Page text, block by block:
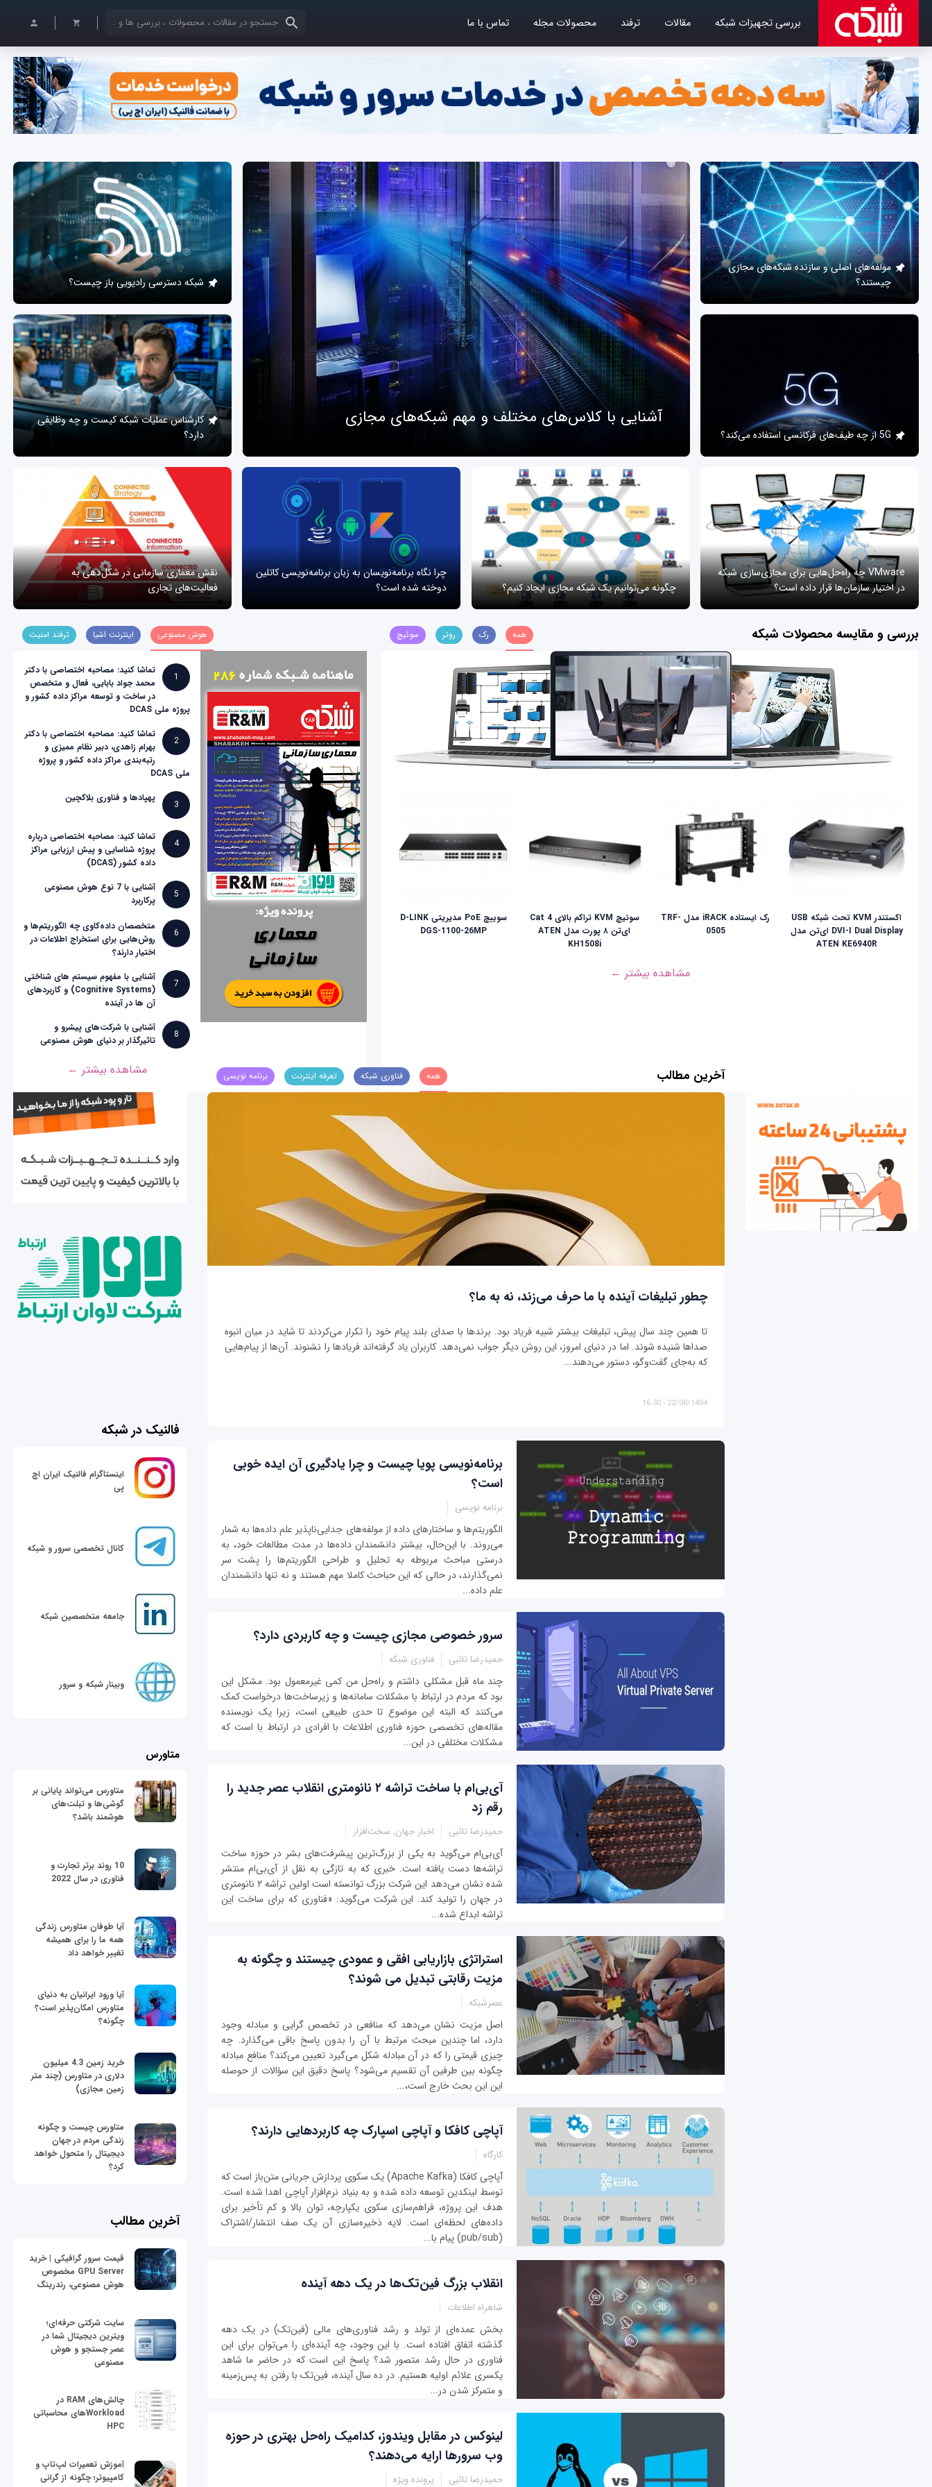
بررسی تجهیزات شبکه مقالات ترفند محصولات مجله تماس با ما کلمات کلیدی خود را وارد کنید
آشنایی با کلاس‌های مختلف و مهم شبکه‌های مجازی
مولفه‌های اصلی و سازنده شبکه‌های مجازی
چیستند؟
5G از چه طیف‌های فرکانسی استفاده می‌کند؟
شبکه دسترسی رادیویی باز چیست؟
کارشناس عملیات شبکه کیست و چه وظایفی
دارد؟
VMware چه راه‌حل‌هایی برای مجازی‌سازی شبکه
در اختیار سازمان‌ها قرار داده است؟
چگونه می‌توانیم یک شبکه مجازی ایجاد کنیم؟
چرا نگاه برنامه‌نویسان به زبان برنامه‌نویسی کاتلین
دوخته شده است؟
نقش معماری سازمانی در شکل‌دهی به
فعالیت‌های تجاری
بررسی و مقایسه محصولات شبکه همه رک روتر سوئیچ
اکستندر KVM تحت شبکه USB
DVI-I Dual Display ای‌تن مدل
ATEN KE6940R
رک ایستاده iRACK مدل TRF-
0505
سوئیچ KVM تراکم بالای Cat 4
ای‌تن ۸ پورت مدل ATEN
KH1508i
سوییچ PoE مدیریتی D-LINK
DGS-1100-26MP
مشاهده بیشتر ←
هوش مصنوعی اینترنت اشیا ترفند امنیت
1
تماشا کنید: مصاحبه اختصاصی با دکتر
محمد جواد بابایی، فعال و متخصص
در ساخت و توسعه مراکز داده کشور و
پروژه ملی DCAS
2
تماشا کنید: مصاحبه اختصاصی با دکتر
بهرام زاهدی، دبیر نظام ممیزی و
رتبه‌بندی مراکز داده کشور و پروژه
ملی DCAS
3
پهپادها و فناوری بلاکچین
4
تماشا کنید: مصاحبه اختصاصی درباره
پروژه شناسایی و پیش ارزیابی مراکز
داده کشور (DCAS)
5
آشنایی با 7 نوع هوش مصنوعی
پرکاربرد
6
متخصصان داده‌کاوی چه الگوریتم‌ها و
روش‌هایی برای استخراج اطلاعات در
اختیار دارند؟
7
آشنایی با مفهوم سیستم های شناختی
(Cognitive Systems) و کاربردهای
آن ها در آینده
8
آشنایی با شرکت‌های پیشرو و
تاثیرگذار بر دنیای هوش مصنوعی
مشاهده بیشتر ← آخرین مطالب همه فناوری شبکه تعرفه اینترنت برنامه نویسی
چطور تبلیغات آینده با ما حرف می‌زند، نه به ما؟
تا همین چند سال پیش، تبلیغات بیشتر شبیه فریاد بود. برندها با صدای بلند پیام خود را تکرار می‌کردند تا شاید در میان انبوه
صداها شنیده شوند. اما در دنیای امروز، این روش دیگر جواب نمی‌دهد. کاربران یاد گرفته‌اند فریادها را نشنوند. آن‌ها از پیام‌هایی
که به‌جای گفت‌وگو، دستور می‌دهند...
22/08/1404 - 16:30
برنامه‌نویسی پویا چیست و چرا یادگیری آن ایده خوبی
است؟
برنامه نویسی
الگوریتم‌ها و ساختارهای داده از مولفه‌های جدایی‌ناپذیر علم داده‌ها به شمار
می‌روند. با این‌حال، بیشتر دانشمندان داده‌ها در مدت مطالعات خود، به
درستی مباحث مربوطه به تحلیل و طراحی الگوریتم‌ها را پشت سر
نمی‌گذارند، در حالی که این حباحث کاملا مهم هستند و نه تنها دانشمندان
علم داده‌...
سرور خصوصی مجازی چیست و چه کاربردی دارد؟
حمیدرضا تائبی فناوری شبکه
چند ماه قبل مشکلی داشتم و راه‌حل من کمی غیرمعمول بود. مشكل این
بود كه مردم در ارتباط با مشکلات سامانه‌ها و زیرساخت‌ها درخواست کمک
می‌کنند که البته این موضوع تا حدی طبیعی است، زیرا یک نویسنده
مقاله‌های تخصصی حوزه فناوری اطلاعات با افرادی در ارتباط با است که
مشکلات مختلفی در این...
آی‌بی‌ام با ساخت تراشه‌ ۲ نانومتری انقلاب عصر جدید را
رقم زد
حمیدرضا تائبی اخبار جهان, سخت‌افزار
آی‌بی‌ام می‌گوید به یکی از بزرگ‌ترین پیشرفت‌های بشر در حوزه ساخت
تراشه‌ها دست یافته است. خبری که به تازگی به نقل از آی‌بی‌ام منتشر
شده نشان می‌دهد این شرکت بزرگ توانسته است اولین تراشه ۲ نانومتری
در جهان را تولید کند. این شرکت می‌گوید: «فناوری که برای ساخت این
تراشه ابداع شده...
استراتژی بازاریابی افقی و عمودی چیستند و چگونه به
مزیت رقابتی تبدیل می شوند؟
عصرشبکه
اصل مزیت نشان می‌دهد که منافعی در تخصص گرایی و مبادله وجود
دارد، اما چندین مبحث مرتبط با آن را بدون پاسخ باقی می‌گذارد. چه
چیزی قیمتی را که در آن مبادله شکل می‌گیرد تعیین می‌کند؟ منافع مبادله
چگونه بین طرفین آن تقسیم می‌شود؟ پاسخ دقیق این سؤالات از حوصله
این این بحث خارج است،...
آپاچی کافکا و آپاچی اسپارک چه کاربردهایی دارند؟
کارگاه
آپاچی کافکا (Apache Kafka) یک سکوی پردازش جریانی متن‌باز است که
توسط لینکدین توسعه داده شده و به بنیاد نرم‌افزار آپاچی اهدا شده‌ است.
هدف این پروژه، فراهم‌سازی سکوی یکپارچه، توان بالا و کم تأخیر برای
داده‌های لحظه‌ای است. لایه ذخیره‌سازی آن یک صف انتشار/اشتراک
(pub/sub) پیام با...
انقلاب بزرگ فین‌تک‌ها در یک دهه آینده
شاهراه اطلاعات
بخش عمده‌ای از تولد و رشد فناوری‌های مالی (فین‌تک) در یک دهه
گذشته اتفاق افتاده است. با این وجود، چه آینده‌ای را می‌توان برای این
فناوری در حال رشد متصور شد؟ پاسخ این است که در حاضر ما شاهد
یکسری علائم اولیه هستیم. در ده سال آینده، فین‌تک با رفتن به پس‌‌زمینه
و متمرکز شدن در...
لینوکس در مقابل ویندوز، کدامیک راه‌حل بهتری در حوزه
وب سرورها ارایه می‌دهند؟
حمیدرضا تائبی پرونده ویژه
فالنیک در شبکه
اینستاگرام فالنیک ایران اچ
پی
کانال تخصصی سرور و شبکه
جامعه متخصصین شبکه
وبینار شبکه و سرور
متاورس
متاورس می‌تواند پایانی بر
گوشی‌ها و تبلت‌های
هوشمند باشد؟
10 روند برتر تجارت و
فناوری در سال 2022
آیا طوفان متاورس زندگی
همه ما را برای همیشه
تغییر خواهد داد
آیا ورود ایرانیان به دنیای
متاورس امکان‌پذیر است؟
چگونه؟
خرید زمین 4.3 میلیون
دلاری در متاورس (چند متر
زمین مجازی)
متاورس چیست و چگونه
زندگی مردم در جهان
دیجیتال را متحول خواهد
کرد؟
آخرین مطالب
قیمت سرور گرافیکی | خرید
GPU Server مخصوص
هوش مصنوعی، رندرینگ
سایت شرکتی حرفه‌ای؛
ویترین دیجیتال شما در
عصر جستجو و هوش
مصنوعی
چالش‌های RAM در
Workloadهای محاسباتی
HPC
آموزش تعمیرات لپ‌تاپ و
کامپیوتر؛ چگونه از گرانی